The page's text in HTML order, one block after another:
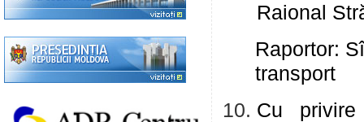
Raional
Raportor:
transport
Cu